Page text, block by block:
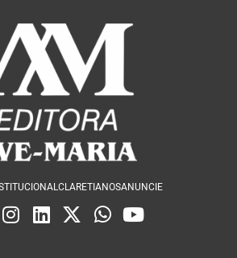
CLARETIANOSANUNCIE